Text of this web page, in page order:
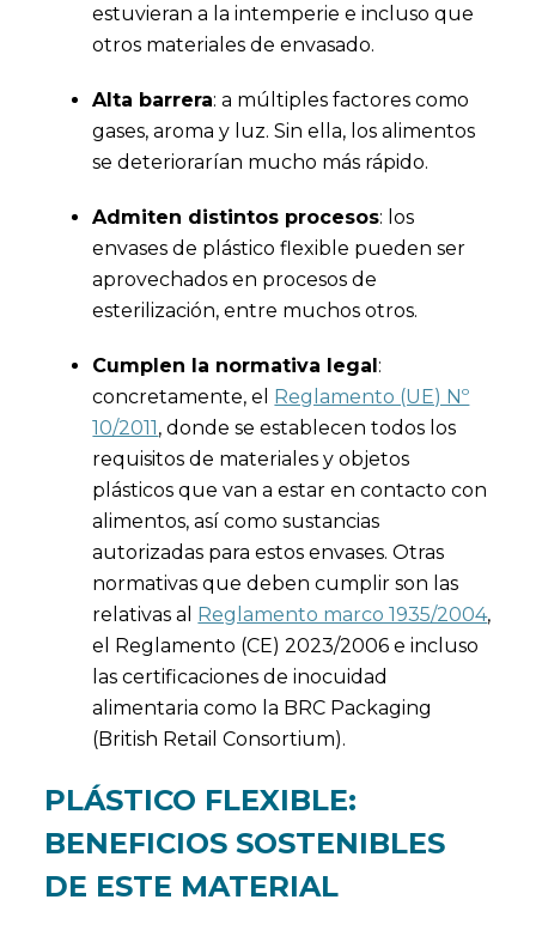
estuvieran a la intemperie e incluso que
otros materiales de envasado.
Alta barrera: a múltiples factores como
gases, aroma y luz. Sin ella, los alimentos
se deteriorarían mucho más rápido.
Admiten distintos procesos: los
envases de plástico flexible pueden ser
aprovechados en procesos de
esterilización, entre muchos otros.
Cumplen la normativa legal:
concretamente, el Reglamento (UE) Nº
10/2011, donde se establecen todos los
requisitos de materiales y objetos
plásticos que van a estar en contacto con
alimentos, así como sustancias
autorizadas para estos envases. Otras
normativas que deben cumplir son las
relativas al Reglamento marco 1935/2004,
el Reglamento (CE) 2023/2006 e incluso
las certificaciones de inocuidad
alimentaria como la BRC Packaging
(British Retail Consortium).
PLÁSTICO FLEXIBLE:
BENEFICIOS SOSTENIBLES
DE ESTE MATERIAL